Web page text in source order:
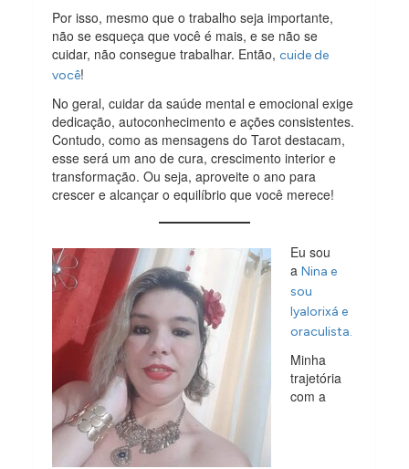
Por isso, mesmo que o trabalho seja importante,
não se esqueça que você é mais, e se não se
cuidar, não consegue trabalhar. Então,cuide de
você!
No geral, cuidar da saúde mental e emocional exige
dedicação, autoconhecimento e ações consistentes.
Contudo, como as mensagens do Tarot destacam,
esse será um ano de cura, crescimento interior e
transformação. Ou seja, aproveite o ano para
crescer e alcançar o equilíbrio que você merece!
Eu sou
aNina e
sou
Iyalorixá e
oraculista.
Minha
trajetória
com a